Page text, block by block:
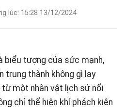
lúc: 15:28 13/12/2024
biểu tượng của sức mạnh,
trung thành không gì lay
từ một nhân vật lịch sử nổi
chỉ thể hiện khí phách kiên